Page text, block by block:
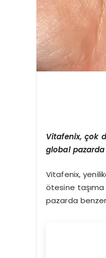
Vitafenix,çok
global
Vitafenix,
ötesine taşıma
pazarda